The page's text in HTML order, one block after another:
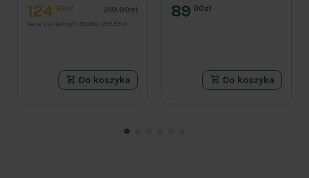
124 99zł 219.99zł
Cena z ostatnich 30 dni: 219.99zł
Do koszyka
89 00zł
Do koszyka